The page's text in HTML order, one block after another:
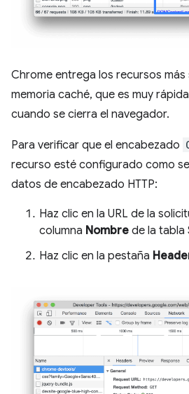
Chrome entrega los recursos
memoria caché, que es muy
cuando se cierra el navegador.
Para verificar que el encabezado
recurso esté configurado como
datos de encabezado HTTP:
Haz clic en la URL de la
columna Nombre de la tabla
Haz clic en la pestaña